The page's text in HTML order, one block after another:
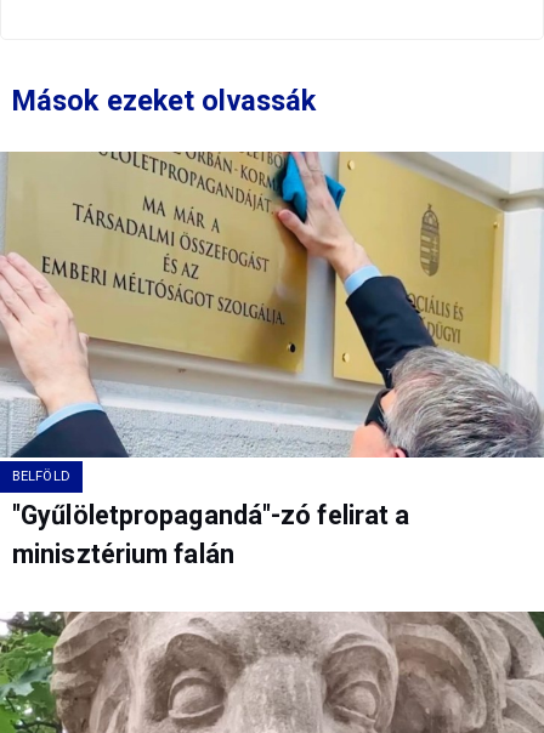
Mások ezeket olvassák
BELFÖLD
"Gyűlöletpropagandá"-zó felirat a
minisztérium falán